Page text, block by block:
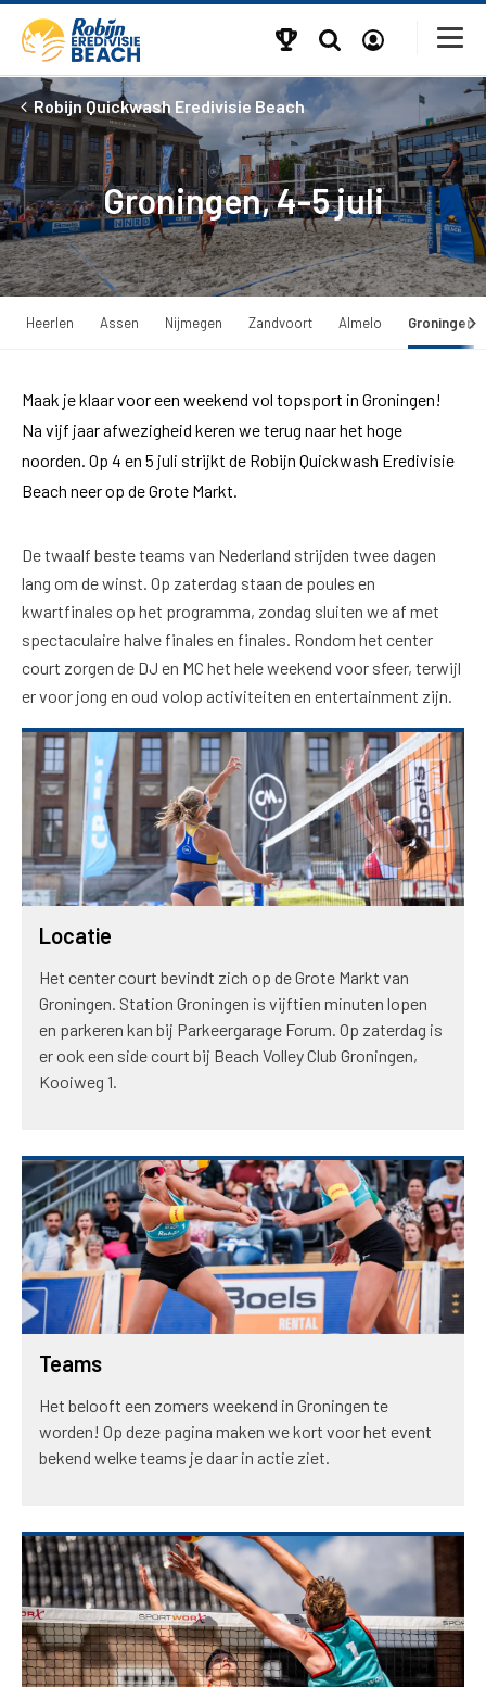
Robijn Quickwash Eredivisie Beach
Groningen, 4-5 juli
Heerlen Assen Nijmegen Zandvoort Almelo Groningen
Maak je klaar voor een weekend vol topsport in Groningen!
Na vijf jaar afwezigheid keren we terug naar het hoge
noorden. Op 4 en 5 juli strijkt de Robijn Quickwash Eredivisie
Beach neer op de Grote Markt.
De twaalf beste teams van Nederland strijden twee dagen
lang om de winst. Op zaterdag staan de poules en
kwartfinales op het programma, zondag sluiten we af met
spectaculaire halve finales en finales. Rondom het center
court zorgen de DJ en MC het hele weekend voor sfeer, terwijl
er voor jong en oud volop activiteiten en entertainment zijn.
Locatie
Het center court bevindt zich op de Grote Markt van
Groningen. Station Groningen is vijftien minuten lopen
en parkeren kan bij Parkeergarage Forum. Op zaterdag is
er ook een side court bij Beach Volley Club Groningen,
Kooiweg 1.
Teams
Het belooft een zomers weekend in Groningen te
worden! Op deze pagina maken we kort voor het event
bekend welke teams je daar in actie ziet.